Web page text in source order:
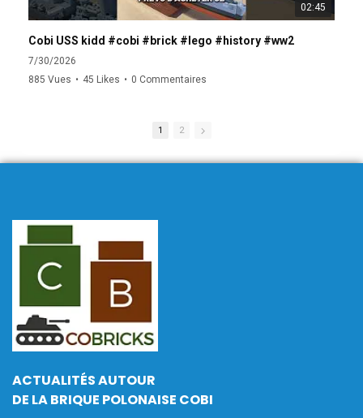
02:45
Cobi USS kidd #cobi #brick #lego #history #ww2
7/30/2026
885 Vues • 45 Likes • 0 Commentaires
1 2
ACTUALITÉS AUTOUR
DE LA BRIQUE POLONAISE COBI